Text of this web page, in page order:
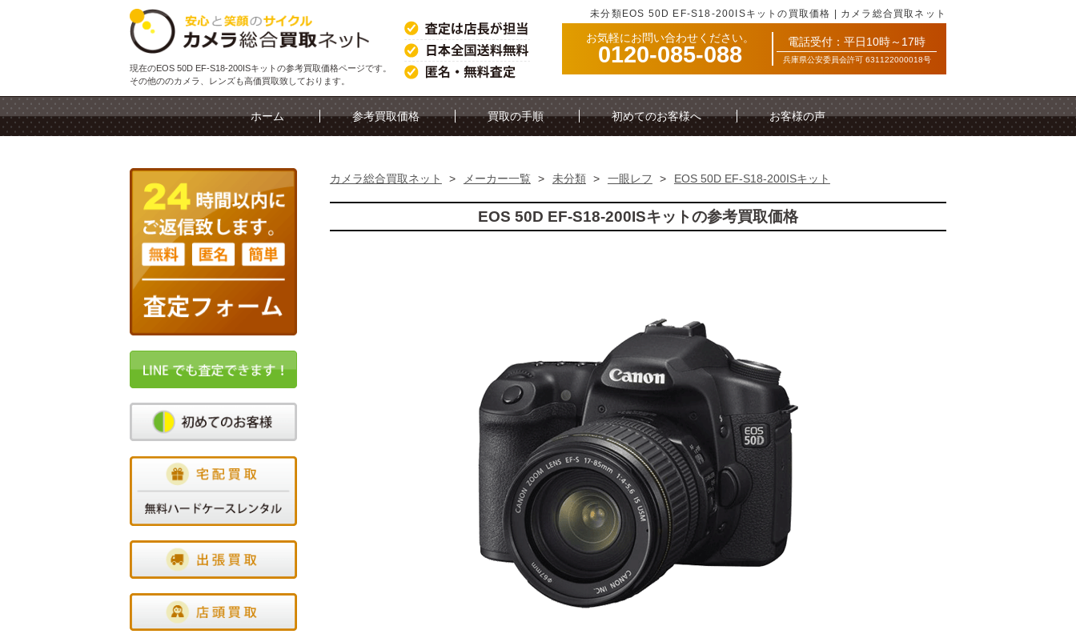
未分類EOS 50D EF-S18-200ISキットの買取価格 | カメラ総合買取ネット
現在のEOS 50D EF-S18-200ISキットの参考買取価格ページです。
その他ののカメラ、レンズも高価買取致しております。
お気軽にお問い合わせください。
0120-085-088 電話受付：平日10時～17時
兵庫県公安委員会許可 631122000018号
ホーム 参考買取価格 買取の手順 初めてのお客様へ お客様の声
カメラ総合買取ネット > メーカー一覧 > 未分類 > 一眼レフ > EOS 50D EF-S18-200ISキット
EOS 50D EF-S18-200ISキットの参考買取価格